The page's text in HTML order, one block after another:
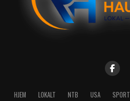
HJEM LOKALT NTB USA SPORT